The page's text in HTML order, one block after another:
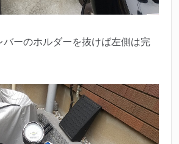
バーのホルダーを抜けば左側は完